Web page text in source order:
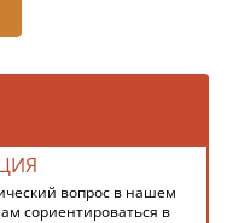
вопрос в нашем
сориентироваться в